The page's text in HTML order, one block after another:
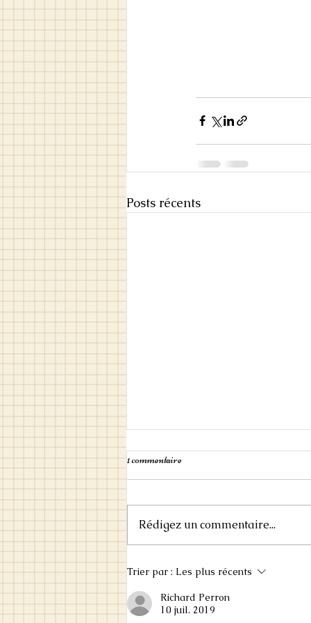
Posts récents
Livre illustré: Black Stars Above
https://www.comicsbeat.com/v
en dit, n'hésitez pas de mettre
la main sur la...
1 commentaire
Rédigez un commentaire...
Trier par : Les plus récents
Richard Perron
10 juil. 2019